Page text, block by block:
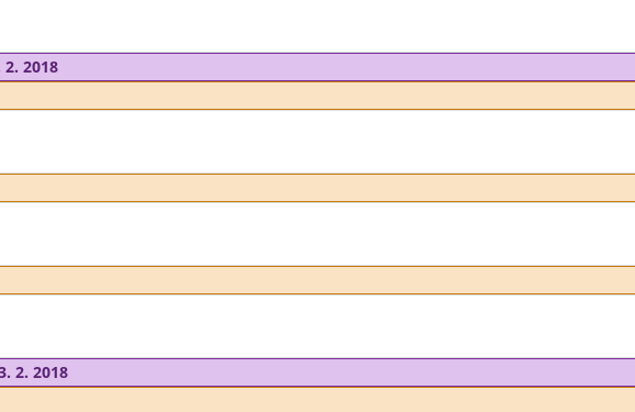
2018
2. 2018